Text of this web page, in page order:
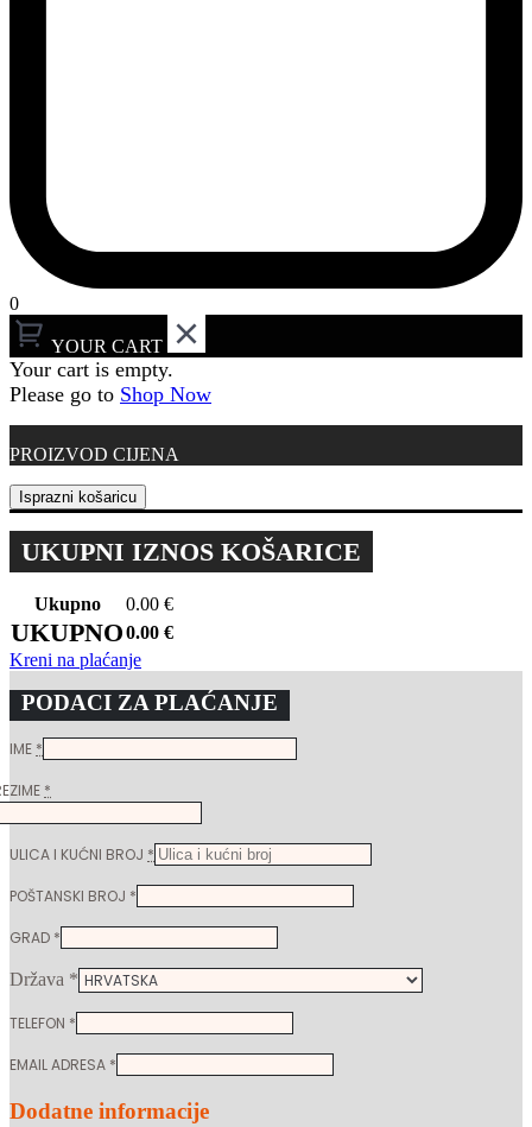
0
YOUR CART
Your cart is empty.
Please go to Shop Now
PROIZVOD CIJENA
Isprazni košaricu
UKUPNI IZNOS KOŠARICE
Ukupno 0.00 €
UKUPNO0.00 €
Kreni na plaćanje
PODACI ZA PLAĆANJE
IME *
*
ULICA I KUĆNI BROJ *
POŠTANSKI BROJ *
GRAD *
Država *
TELEFON *
EMAIL ADRESA *
Dodatne informacije